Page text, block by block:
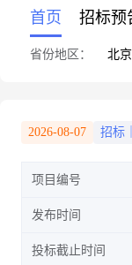
首页 招标预
省份地区： 北京
2026-08-07 招标
项目编号
发布时间
投标截止时间